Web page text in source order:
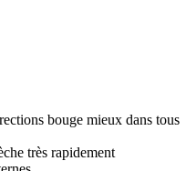
bouge mieux dans tous
très rapidement